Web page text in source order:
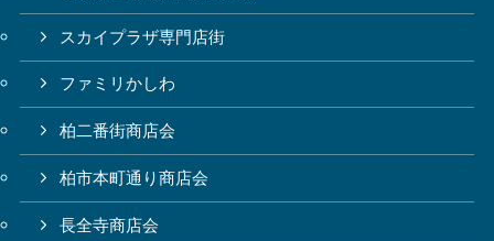
スカイプラザ専門店街
ファミリかしわ
柏二番街商店会
柏市本町通り商店会
長全寺商店会